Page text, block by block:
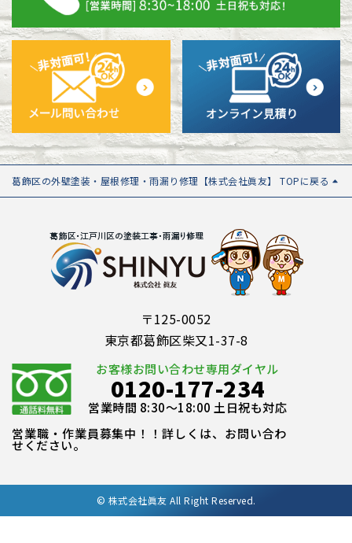
葛飾区の外壁塗装・屋根修理・雨漏り修理【株式会社眞友】 TOPに戻る
〒125-0052
東京都葛飾区柴又1-37-8
お客様お問い合わせ専用ダイヤル
0120-177-234
営業時間 8:30～18:00 土日祝も対応
営業職・作業員募集中！！詳しくは、お問い合わ
せください。
© 株式会社眞友 All Right Reserved.